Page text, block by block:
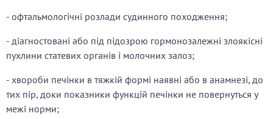
- офтальмологічні розлади судинного походження;
- діагностовані або під підозрою гормонозалежні злоякісні
пухлини статевих органів і молочних залоз;
- хвороби печінки в тяжкій формі наявні або в анамнезі, до
тих пір, доки показники функцій печінки не повернуться у
межі норми;